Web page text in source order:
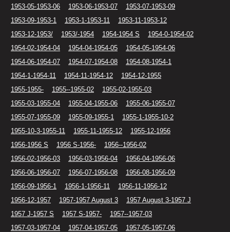
1953-05-1953-06 1953-06-1953-07
1953-07-1953-09
1953-09-1953-1
1953-1-1953-11
1953-11-1953-12
1953-12-1953/
1953/-1954 1954-1954 S
1954-0-1954-02
1954-02-1954-04
1954-04-1954-05
1954-05-1954-06
1954-06-1954-07
1954-07-1954-08
1954-08-1954-1
1954-1-1954-11
1954-11-1954-12
1954-12-1955
1955-1955-
1955--1955-02
1955-02-1955-03
1955-03-1955-04
1955-04-1955-06
1955-06-1955-07
1955-07-1955-09
1955-09-1955-1
1955-1-1955-10-2
1955-10-3-1955-11
1955-11-1955-12
1955-12-1956
1956-1956 S
1956 S-1956-
1956--1956-02
1956-02-1956-03
1956-03-1956-04
1956-04-1956-06
1956-06-1956-07
1956-07-1956-08
1956-08-1956-09
1956-09-1956-1
1956-1-1956-11
1956-11-1956-12
1956-12-1957
1957-1957 August 3
1957 August 3-1957 J
1957 J-1957 S
1957 S-1957-
1957--1957-03
1957-03-1957-04
1957-04-1957-05
1957-05-1957-06